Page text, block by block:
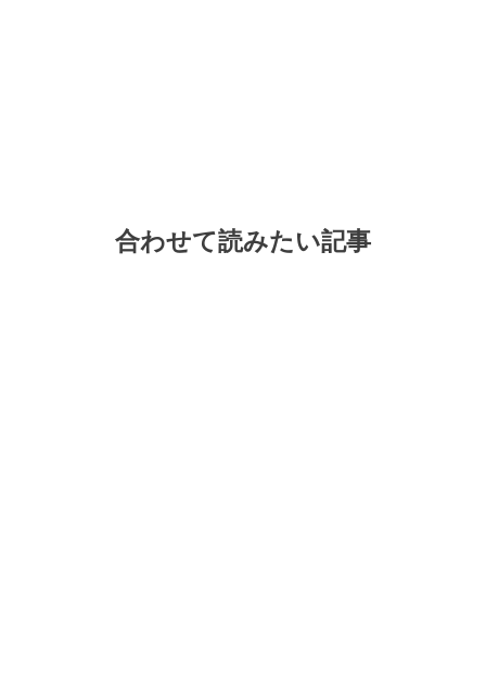
合わせて読みたい記事